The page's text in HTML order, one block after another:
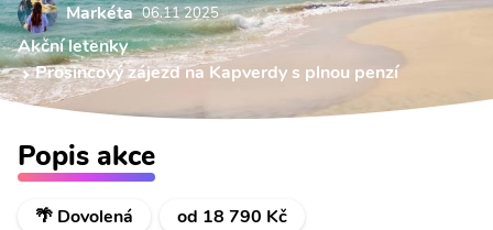
Markéta 06.11 2025
Akční letenky
Prosincový zájezd na Kapverdy s plnou penzí
Popis akce
🌴 Dovolená
od 18 790 Kč